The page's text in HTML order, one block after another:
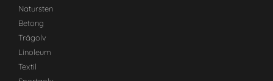
Natursten
Betong
Trägolv
Linoleum
Textil